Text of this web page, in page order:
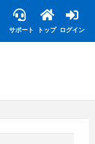
サポート トップ ログイン